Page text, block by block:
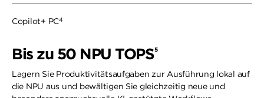
Copilot+ PC4
Bis zu 50 NPU TOPS5
Lagern Sie Produktivitätsaufgaben zur Ausführung lokal auf
die NPU aus und bewältigen Sie gleichzeitig neue und